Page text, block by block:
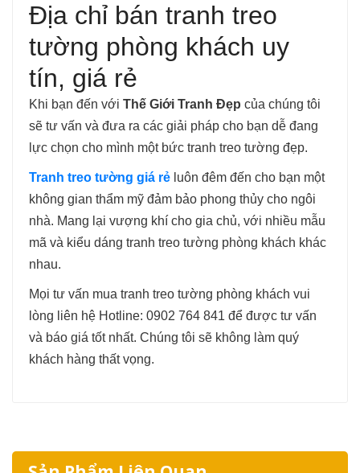
Địa chỉ bán tranh treo
tường phòng khách uy
tín, giá rẻ
Khi bạn đến với Thế Giới Tranh Đẹp của chúng tôi
sẽ tư vấn và đưa ra các giải pháp cho bạn dễ đang
lực chọn cho mình một bức tranh treo tường đẹp.
Tranh treo tường giá rẻ luôn đêm đến cho bạn một
không gian thẩm mỹ đảm bảo phong thủy cho ngôi
nhà. Mang lại vượng khí cho gia chủ, với nhiều mẫu
mã và kiểu dáng tranh treo tường phòng khách khác
nhau.
Mọi tư vấn mua tranh treo tường phòng khách vui
lòng liên hệ Hotline: 0902 764 841 để được tư vấn
và báo giá tốt nhất. Chúng tôi sẽ không làm quý
khách hàng thất vọng.